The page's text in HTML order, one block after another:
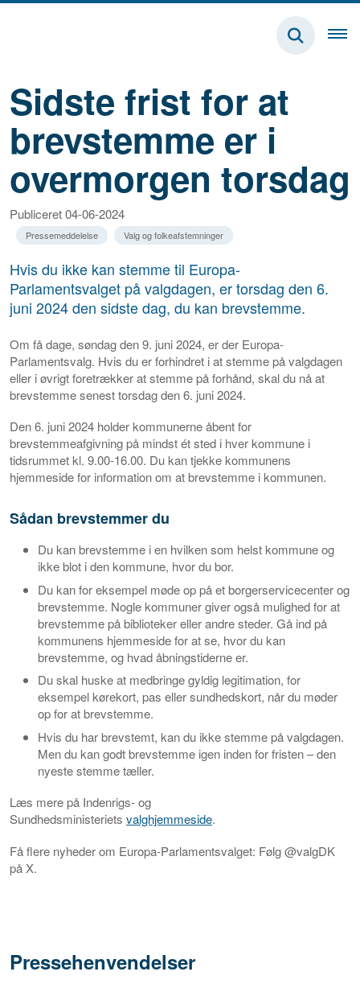
Sidste frist for at
brevstemme er i
overmorgen torsdag
Publiceret 04-06-2024
Pressemeddelelse Valg og folkeafstemninger
Hvis du ikke kan stemme til Europa-
Parlamentsvalget på valgdagen, er torsdag den 6.
juni 2024 den sidste dag, du kan brevstemme.
Om få dage, søndag den 9. juni 2024, er der Europa-
Parlamentsvalg. Hvis du er forhindret i at stemme på valgdagen
eller i øvrigt foretrækker at stemme på forhånd, skal du nå at
brevstemme senest torsdag den 6. juni 2024.
Den 6. juni 2024 holder kommunerne åbent for
brevstemmeafgivning på mindst ét sted i hver kommune i
tidsrummet kl. 9.00-16.00. Du kan tjekke kommunens
hjemmeside for information om at brevstemme i kommunen.
Sådan brevstemmer du
Du kan brevstemme i en hvilken som helst kommune og
ikke blot i den kommune, hvor du bor.
Du kan for eksempel møde op på et borgerservicecenter og
brevstemme. Nogle kommuner giver også mulighed for at
brevstemme på biblioteker eller andre steder. Gå ind på
kommunens hjemmeside for at se, hvor du kan
brevstemme, og hvad åbningstiderne er.
Du skal huske at medbringe gyldig legitimation, for
eksempel kørekort, pas eller sundhedskort, når du møder
op for at brevstemme.
Hvis du har brevstemt, kan du ikke stemme på valgdagen.
Men du kan godt brevstemme igen inden for fristen – den
nyeste stemme tæller.
Læs mere på Indenrigs- og
Sundhedsministeriets valghjemmeside.
Få flere nyheder om Europa-Parlamentsvalget: Følg @valgDK
på X.
Pressehenvendelser